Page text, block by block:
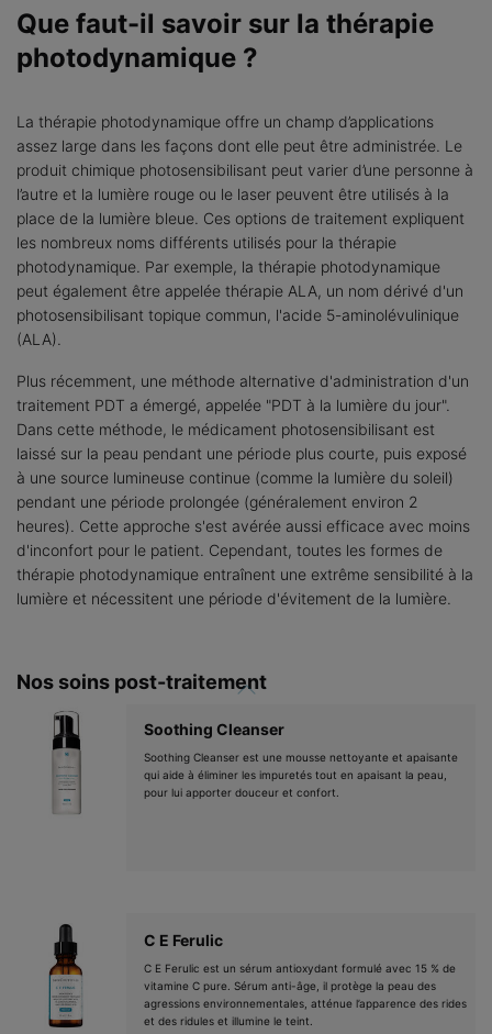
Que faut-il savoir sur la thérapie
photodynamique ?
La thérapie photodynamique offre un champ d’applications
assez large dans les façons dont elle peut être administrée. Le
produit chimique photosensibilisant peut varier d’une personne à
l’autre et la lumière rouge ou le laser peuvent être utilisés à la
place de la lumière bleue. Ces options de traitement expliquent
les nombreux noms différents utilisés pour la thérapie
photodynamique. Par exemple, la thérapie photodynamique
peut également être appelée thérapie ALA, un nom dérivé d'un
photosensibilisant topique commun, l'acide 5-aminolévulinique
(ALA).
Plus récemment, une méthode alternative d'administration d'un
traitement PDT a émergé, appelée "PDT à la lumière du jour".
Dans cette méthode, le médicament photosensibilisant est
laissé sur la peau pendant une période plus courte, puis exposé
à une source lumineuse continue (comme la lumière du soleil)
pendant une période prolongée (généralement environ 2
heures). Cette approche s'est avérée aussi efficace avec moins
d'inconfort pour le patient. Cependant, toutes les formes de
thérapie photodynamique entraînent une extrême sensibilité à la
lumière et nécessitent une période d'évitement de la lumière.
Nos soins post-traitement
Soothing Cleanser
Soothing Cleanser est une mousse nettoyante et apaisante
qui aide à éliminer les impuretés tout en apaisant la peau,
pour lui apporter douceur et confort.
C E Ferulic
C E Ferulic est un sérum antioxydant formulé avec 15 % de
vitamine C pure. Sérum anti-âge, il protège la peau des
agressions environnementales, atténue l’apparence des rides
et des ridules et illumine le teint.